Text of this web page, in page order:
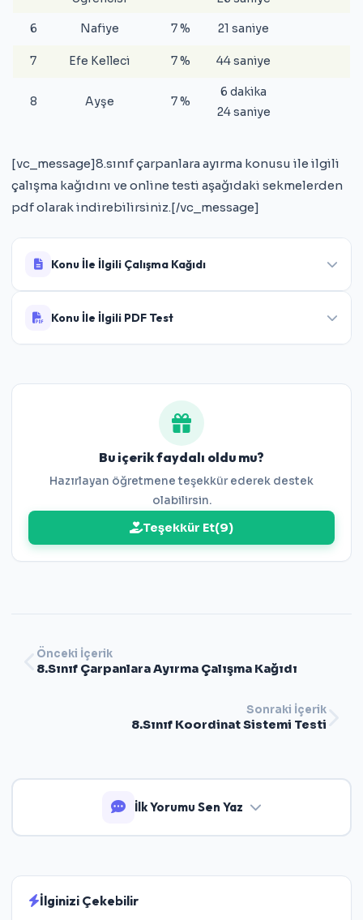
6 Nafiye 7 % 21 saniye
7 Efe Kelleci 7 % 44 saniye
8 Ayşe 7 %
6 dakika
24 saniye
[vc_message]8.sınıf çarpanlara ayırma konusu ile ilgili
çalışma kağıdını ve online testi aşağıdaki sekmelerden
pdf olarak indirebilirsiniz.[/vc_message]
Konu İle İlgili Çalışma Kağıdı
8.Sınıf Çarpanlara Ayırma Çalışma Kağıdı
Konu İle İlgili PDF Test
Bu içerik faydalı oldu mu?
Hazırlayan öğretmene teşekkür ederek destek
olabilirsin.
Teşekkür Et(9)
Önceki İçerik
8.Sınıf Çarpanlara Ayırma Çalışma Kağıdı
Sonraki İçerik
8.Sınıf Koordinat Sistemi Testi
İlk Yorumu Sen Yaz
İlginizi Çekebilir